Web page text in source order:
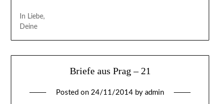
In Liebe,
Deine
Briefe aus Prag – 21
Posted on 24/11/2014 by admin